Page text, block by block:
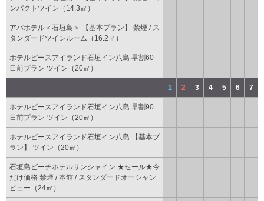
ンパクトツイン（14.3㎡）
アパホテル＜石垣島＞ 【基本プラン】 禁煙 / ス
タンダードツインルーム（16.2㎡）
ホテルピースアイランド石垣イン八島 早割60
日前プラン ツイン（20㎡）
1 2 3 4 5 6 7
ホテルピースアイランド石垣イン八島 早割90
日前プラン ツイン（20㎡）
ホテルピースアイランド石垣イン八島 【基本プ
ラン】 ツイン（20㎡）
石垣島ビーチホテルサンシャイン ★セール★今
だけ価格 禁煙 / 本館 / スタンダードオーシャン
ビュー（24㎡）